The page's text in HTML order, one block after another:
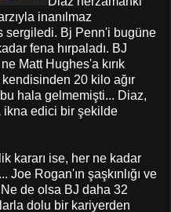
inanılmaz
sergiledi. Bj Penn'i bugüne
fena hırpaladı. BJ
Matt Hughes'a kırık
20 kilo ağır
hala gelmemişti... Diaz,
edici bir şekilde
kararı ise, her ne kadar
Joe Rogan'ın şaşkınlığı ve
de olsa BJ daha 32
dolu bir kariyerden